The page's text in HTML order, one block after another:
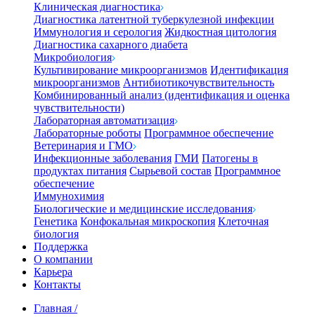
Клиническая диагностика
Диагностика латентной туберкулезной инфекции
Иммунология и серология Жидкостная цитология
Диагностика сахарного диабета
Микробиология
Культивирование микроорганизмов Идентификация
микроорганизмов Антибиотикочувствительность
Комбинированный анализ (идентификация и оценка
чувствительности)
Лабораторная автоматизация
Лабораторные роботы Программное обеспечение
Ветеринария и ГМО
Инфекционные заболевания ГМИ Патогены в
продуктах питания Сырьевой состав Программное
обеспечение
Иммунохимия
Биологические и медицинские исследования
Генетика Конфокальная микроскопия Клеточная
биология
Поддержка
О компании
Карьера
Контакты
Главная /